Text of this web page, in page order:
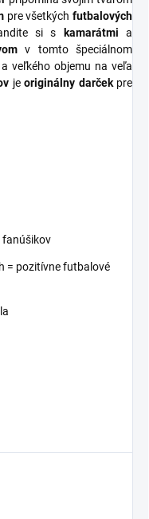
pre všetkých futbalových
si s kamarátmi a
v tomto špeciálnom
veľkého objemu na veľa
jeoriginálny darčekpre
fanúšikov
= pozitívne futbalové